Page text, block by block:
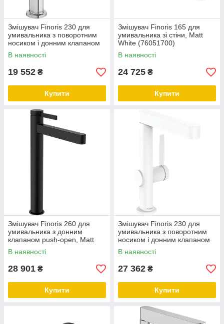
Змішувач Finoris 230 для
умивальника з поворотним
носиком і донним клапаном
push-open, Chrome
(76060000)
В наявності
19 552 ₴
Купити
Змішувач Finoris 165 для
умивальника зі стіни, Matt
White (76051700)
В наявності
24 725 ₴
Купити
Змішувач Finoris 260 для
умивальника з донним
клапаном push-open, Matt
Black (76070670)
В наявності
28 901 ₴
Купити
Змішувач Finoris 230 для
умивальника з поворотним
носиком і донним клапаном
push-open, Matt White
(76060700)
В наявності
27 362 ₴
Купити